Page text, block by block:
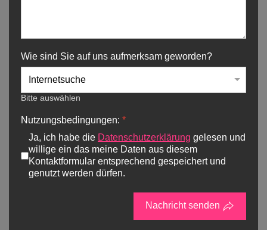
Wie sind Sie auf uns aufmerksam geworden?
Bitte auswählen
Nutzungsbedingungen: *
Ja, ich habe die Datenschutzerklärung gelesen und
willige ein das meine Daten aus diesem
Kontaktformular entsprechend gespeichert und
genutzt werden dürfen.
Nachricht senden